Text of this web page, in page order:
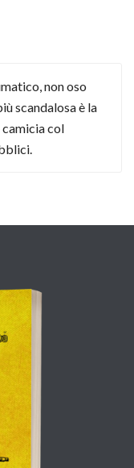
non oso
scandalosa è la
col